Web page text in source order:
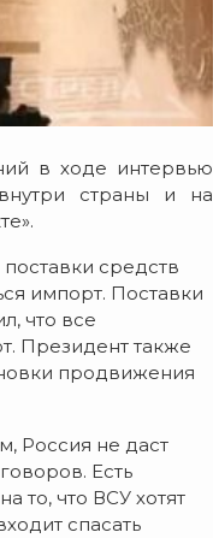
в ходе интервью
страны и на
средств
импорт. Поставки
что все
Президент также
продвижения
Россия не даст
Есть
то, что ВСУ хотят
спасать